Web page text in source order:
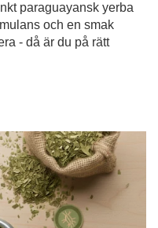
paraguayansk yerba
och en smak
- då är du på rätt